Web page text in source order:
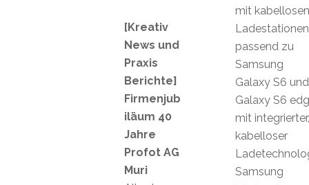
mit kabellosen
Ladestationen
passend zu
Samsung
Galaxy S6 und
Galaxy S6
mit integrierter,
kabelloser
Samsung
[Kreativ
News und
Praxis
Berichte]
Firmenjub
iläum 40
Jahre
Profot AG
Muri